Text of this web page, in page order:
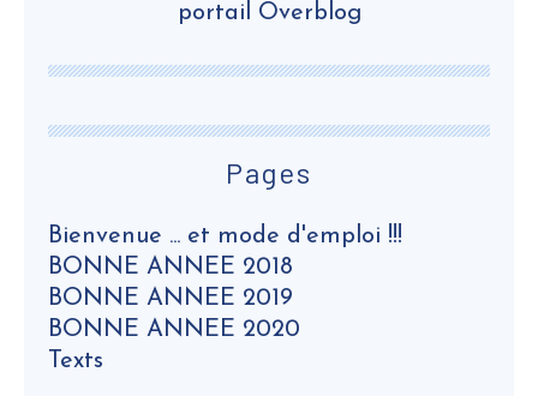
Pages
Bienvenue ... et mode d'emploi !!!
BONNE ANNEE 2018
BONNE ANNEE 2019
BONNE ANNEE 2020
Texts
portail Overblog